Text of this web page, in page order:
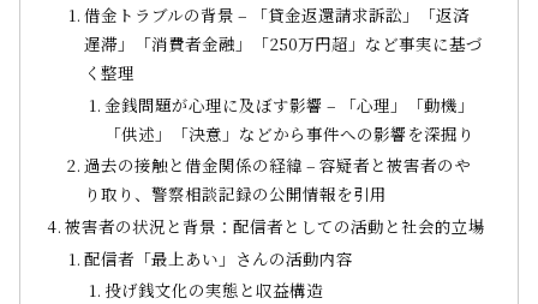
借金トラブルの背景 – 「貸金返還請求訴訟」「返済
遅滞」「消費者金融」「250万円超」など事実に基づ
く整理
金銭問題が心理に及ぼす影響 – 「心理」「動機」
「供述」「決意」などから事件への影響を深掘り
過去の接触と借金関係の経緯 – 容疑者と被害者のや
り取り、警察相談記録の公開情報を引用
被害者の状況と背景：配信者としての活動と社会的立場
配信者「最上あい」さんの活動内容
投げ銭文化の実態と収益構造